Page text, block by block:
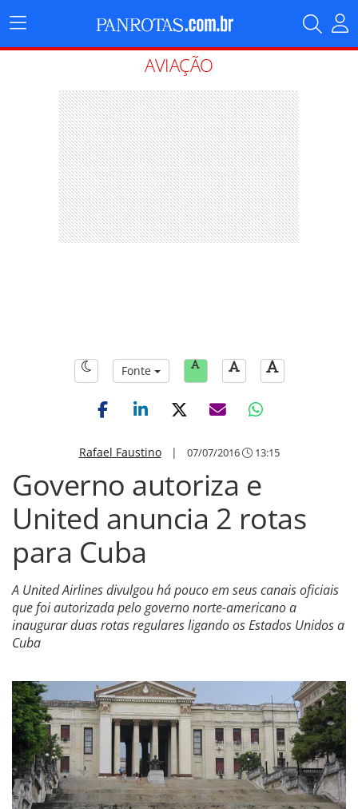
Menu
Principal
AVIAÇÃO
Fonte
Rafael Faustino| 07/07/2016 13:15
Governo autoriza e
United anuncia 2 rotas
para Cuba
A United Airlines divulgou há pouco em seus canais oficiais
que foi autorizada pelo governo norte-americano a
inaugurar duas rotas regulares ligando os Estados Unidos a
Cuba